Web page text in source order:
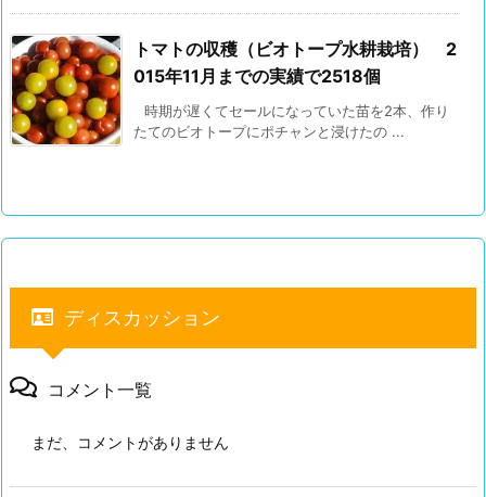
トマトの収穫（ビオトープ水耕栽培） 2
015年11月までの実績で2518個
時期が遅くてセールになっていた苗を2本、作り
たてのビオトープにポチャンと浸けたの ...
ディスカッション
コメント一覧
まだ、コメントがありません